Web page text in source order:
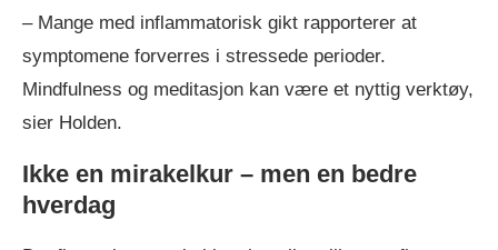
– Mange med inflammatorisk gikt rapporterer at
symptomene forverres i stressede perioder.
Mindfulness og meditasjon kan være et nyttig verktøy,
sier Holden.
Ikke en mirakelkur – men en bedre
hverdag